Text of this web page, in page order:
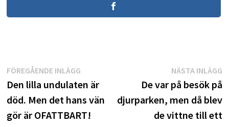
Inläggsnavigering
FÖREGÅENDE INLÄGGFöregående
inlägg:
Den lilla undulaten är
död. Men det hans vän
gör är OFATTBART!
NÄSTA INLÄGG
De var på besök på
djurparken, men då blev
de vittne till ett